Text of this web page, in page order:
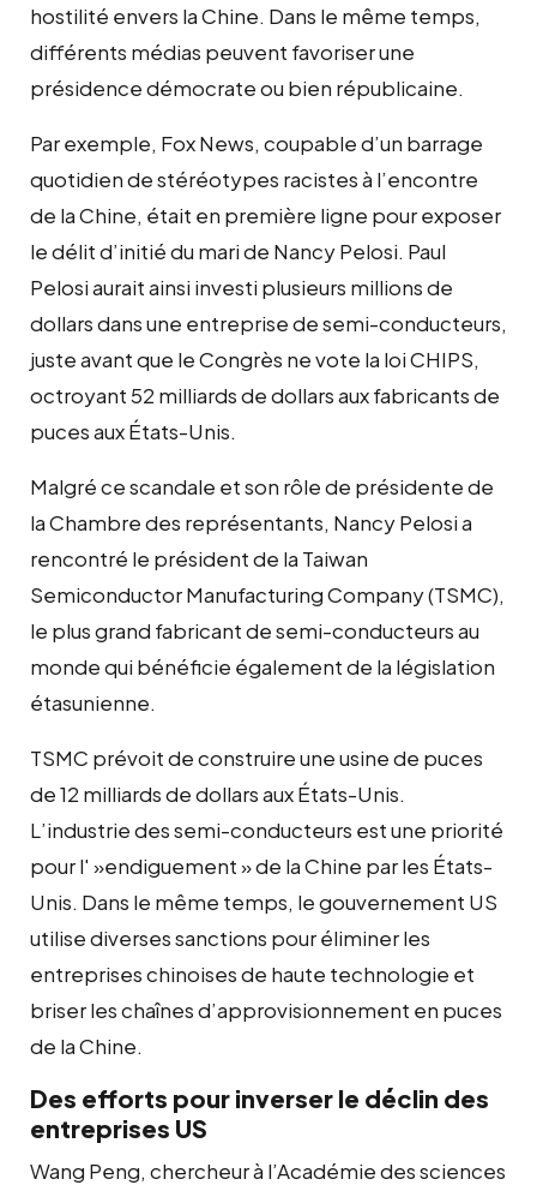
hostilité envers la Chine. Dans le même temps,
différents médias peuvent favoriser une
présidence démocrate ou bien républicaine.
Par exemple, Fox News, coupable d’un barrage
quotidien de stéréotypes racistes à l’encontre
de la Chine, était en première ligne pour exposer
le délit d’initié du mari de Nancy Pelosi. Paul
Pelosi aurait ainsi investi plusieurs millions de
dollars dans une entreprise de semi-conducteurs,
juste avant que le Congrès ne vote la loi CHIPS,
octroyant 52 milliards de dollars aux fabricants de
puces aux États-Unis.
Malgré ce scandale et son rôle de présidente de
la Chambre des représentants, Nancy Pelosi a
rencontré le président de la Taiwan
Semiconductor Manufacturing Company (TSMC),
le plus grand fabricant de semi-conducteurs au
monde qui bénéficie également de la législation
étasunienne.
TSMC prévoit de construire une usine de puces
de 12 milliards de dollars aux États-Unis.
L’industrie des semi-conducteurs est une priorité
pour l' »endiguement » de la Chine par les États-
Unis. Dans le même temps, le gouvernement US
utilise diverses sanctions pour éliminer les
entreprises chinoises de haute technologie et
briser les chaînes d’approvisionnement en puces
de la Chine.
Des efforts pour inverser le déclin des
entreprises US
Wang Peng, chercheur à l’Académie des sciences